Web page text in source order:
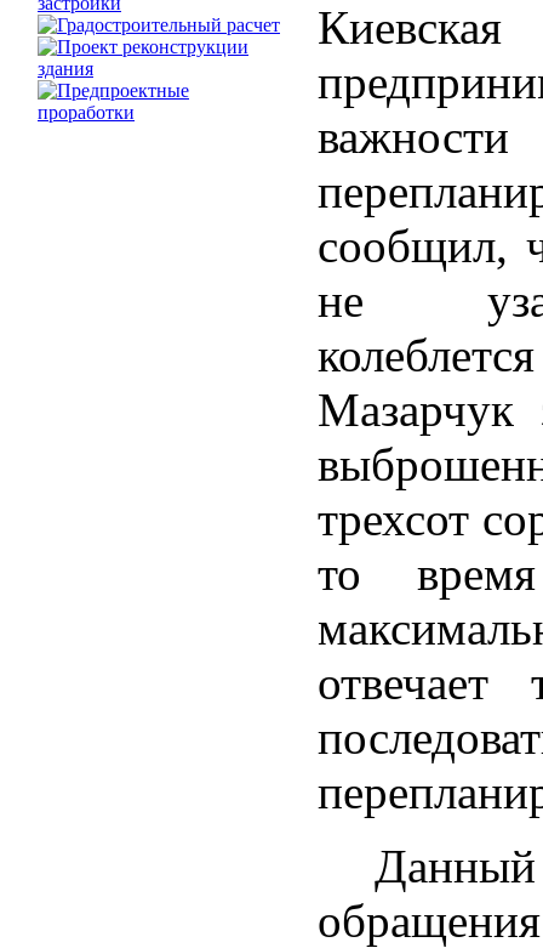
Киевская
сообщил,
не
Мазарчук
трехсот
то